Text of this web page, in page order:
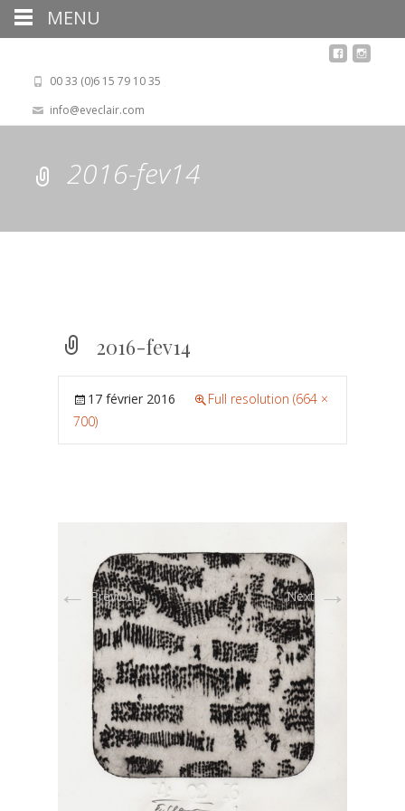
00 33 (0)6 15 79 10 35
info@eveclair.com
2016-fev14
2016-fev14
17 février 2016
Full resolution (664 ×
700)
← Previous Next →
MENU